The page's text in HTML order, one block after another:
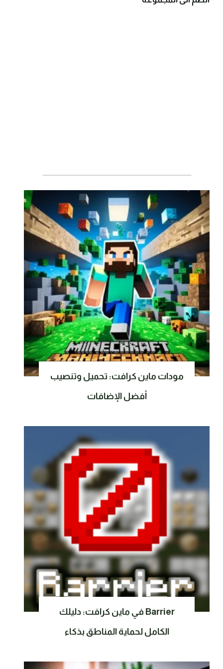
مودات ماين كرافت: تحميل وتنصيب
أفضل الإضافات
Barrier في ماين كرافت: دليلك
الكامل لحماية المناطق بذكاء